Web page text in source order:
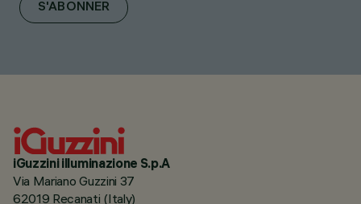
S'ABONNER
iGuzzini illuminazione S.p.A
Via Mariano Guzzini 37
62019 Recanati (Italy)